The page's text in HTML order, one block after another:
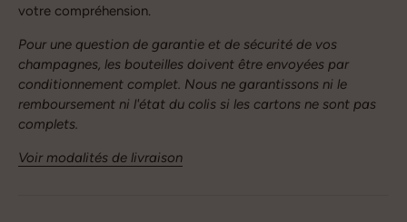
votre compréhension.
Pour une question de garantie et de sécurité de vos
champagnes, les bouteilles doivent être envoyées par
conditionnement complet. Nous ne garantissons ni le
remboursement ni l'état du colis si les cartons ne sont pas
complets.
Voir modalités de livraison